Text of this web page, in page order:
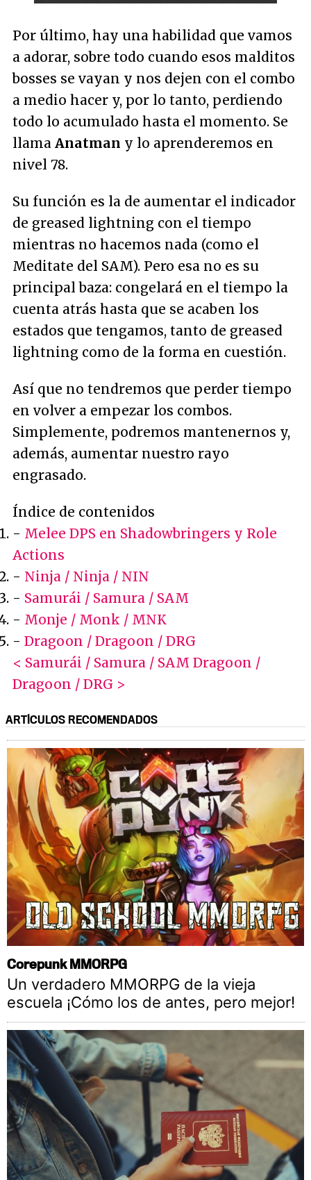
Por último, hay una habilidad que vamos
a adorar, sobre todo cuando esos malditos
bosses se vayan y nos dejen con el combo
a medio hacer y, por lo tanto, perdiendo
todo lo acumulado hasta el momento. Se
llama Anatman y lo aprenderemos en
nivel 78.
Su función es la de aumentar el indicador
de greased lightning con el tiempo
mientras no hacemos nada (como el
Meditate del SAM). Pero esa no es su
principal baza: congelará en el tiempo la
cuenta atrás hasta que se acaben los
estados que tengamos, tanto de greased
lightning como de la forma en cuestión.
Así que no tendremos que perder tiempo
en volver a empezar los combos.
Simplemente, podremos mantenernos y,
además, aumentar nuestro rayo
engrasado.
Índice de contenidos
- Melee DPS en Shadowbringers y Role
Actions
- Ninja / Ninja / NIN
- Samurái / Samura / SAM
- Monje / Monk / MNK
- Dragoon / Dragoon / DRG
< Samurái / Samura / SAM Dragoon /
Dragoon / DRG >
ARTÍCULOS RECOMENDADOS
Corepunk MMORPG
Un verdadero MMORPG de la vieja
escuela ¡Cómo los de antes, pero mejor!